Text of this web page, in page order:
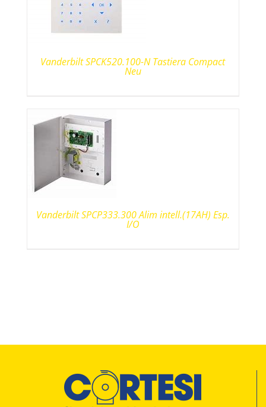
Vanderbilt SPCK520.100-N Tastiera Compact
Neu
Vanderbilt SPCP333.300 Alim intell.(17AH) Esp.
I/O